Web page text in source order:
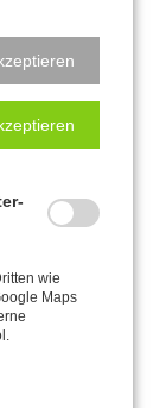
etwa einmal
-
wie
Maps